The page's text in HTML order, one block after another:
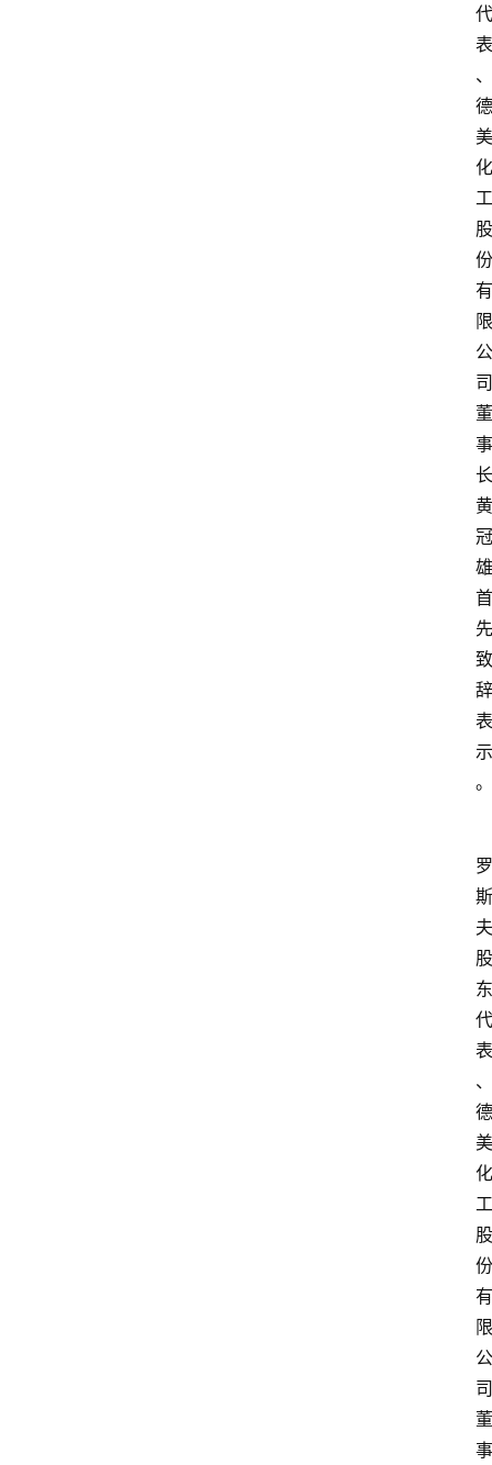
代
表
、
德
美
化
工
股
份
有
限
公
司
董
事
长
黄
冠
雄
首
先
致
辞
表
示
。
罗
斯
夫
股
东
代
表
、
德
美
化
工
股
份
有
限
公
司
董
事